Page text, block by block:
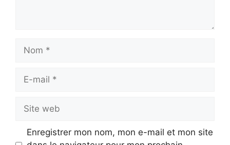
Nom
Site
web
Enregistrer mon nom, mon e-mail et mon site